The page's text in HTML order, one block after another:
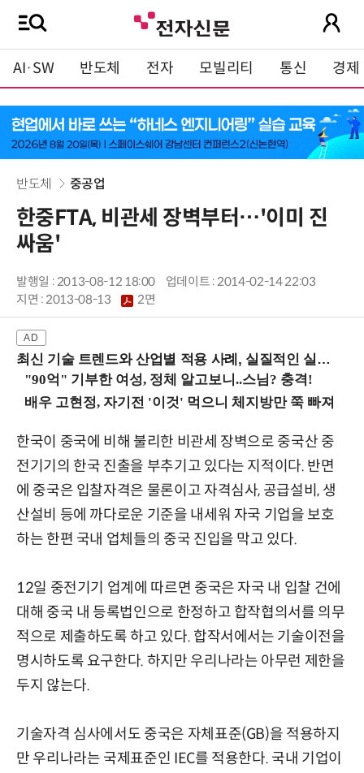
AI·SW 반도체 전자 모빌리티 통신 경제
반도체 중공업
한중FTA, 비관세 장벽부터…'이미 진
싸움'
발행일 : 2013-08-12 18:00
업데이트 : 2014-02-14 22:03
지면 :2013-08-13 2면
최신 기술 트렌드와 산업별 적용 사례, 실질적인 실행 전략을 공유 (9/18 양재역)
한국이 중국에 비해 불리한 비관세 장벽으로 중국산 중
전기기의 한국 진출을 부추기고 있다는 지적이다. 반면
에 중국은 입찰자격은 물론이고 자격심사, 공급설비, 생
산설비 등에 까다로운 기준을 내세워 자국 기업을 보호
하는 한편 국내 업체들의 중국 진입을 막고 있다.
12일 중전기기 업계에 따르면 중국은 자국 내 입찰 건에
대해 중국 내 등록법인으로 한정하고 합작협의서를 의무
적으로 제출하도록 하고 있다. 합작서에서는 기술이전을
명시하도록 요구한다. 하지만 우리나라는 아무런 제한을
두지 않는다.
기술자격 심사에서도 중국은 자체표준(GB)을 적용하지
만 우리나라는 국제표준인 IEC를 적용한다. 국내 기업이